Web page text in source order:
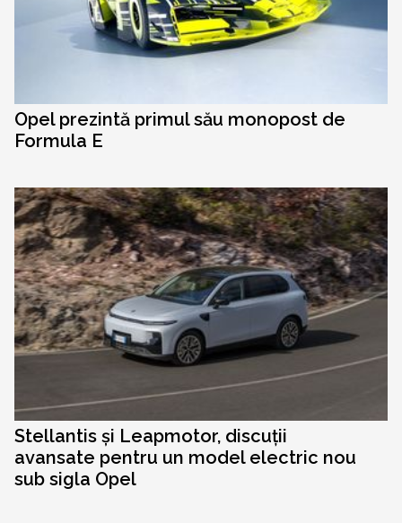
Opel prezintă primul său monopost de
Formula E
Stellantis și Leapmotor, discuții
avansate pentru un model electric nou
sub sigla Opel